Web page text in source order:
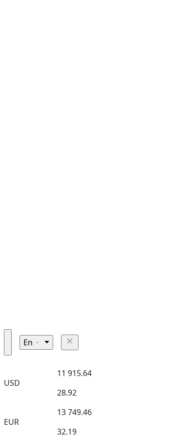
En
USD
11 915.64
28.92
EUR
13 749.46
32.19